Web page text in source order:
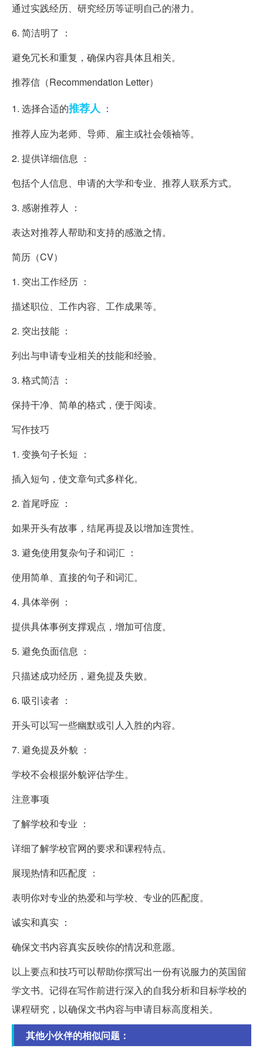
通过实践经历、研究经历等证明自己的潜力。
6. 简洁明了 ：
避免冗长和重复，确保内容具体且相关。
推荐信（Recommendation Letter）
1. 选择合适的推荐人 ：
推荐人应为老师、导师、雇主或社会领袖等。
2. 提供详细信息 ：
包括个人信息、申请的大学和专业、推荐人联系方式。
3. 感谢推荐人 ：
表达对推荐人帮助和支持的感激之情。
简历（CV）
1. 突出工作经历 ：
描述职位、工作内容、工作成果等。
2. 突出技能 ：
列出与申请专业相关的技能和经验。
3. 格式简洁 ：
保持干净、简单的格式，便于阅读。
写作技巧
1. 变换句子长短 ：
插入短句，使文章句式多样化。
2. 首尾呼应 ：
如果开头有故事，结尾再提及以增加连贯性。
3. 避免使用复杂句子和词汇 ：
使用简单、直接的句子和词汇。
4. 具体举例 ：
提供具体事例支撑观点，增加可信度。
5. 避免负面信息 ：
只描述成功经历，避免提及失败。
6. 吸引读者 ：
开头可以写一些幽默或引人入胜的内容。
7. 避免提及外貌 ：
学校不会根据外貌评估学生。
注意事项
了解学校和专业 ：
详细了解学校官网的要求和课程特点。
展现热情和匹配度 ：
表明你对专业的热爱和与学校、专业的匹配度。
诚实和真实 ：
确保文书内容真实反映你的情况和意愿。
以上要点和技巧可以帮助你撰写出一份有说服力的英国留
学文书。记得在写作前进行深入的自我分析和目标学校的
课程研究，以确保文书内容与申请目标高度相关。
其他小伙伴的相似问题：